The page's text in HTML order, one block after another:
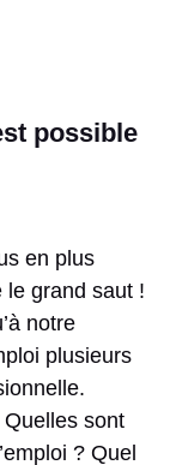
possible
en plus
le grand saut !
notre
plusieurs
Quelles sont
? Quel